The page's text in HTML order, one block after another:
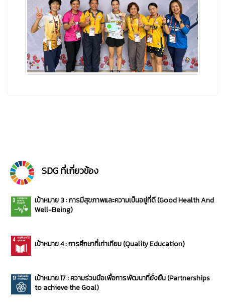
SDG ที่เกี่ยวข้อง
เป้าหมาย 3 : การมีสุขภาพและความเป็นอยู่ที่ดี (Good Health And
Well-Being)
เป้าหมาย 4 : การศึกษาที่เท่าเทียม (Quality Education)
เป้าหมาย 17 : ความร่วมมือเพื่อการพัฒนาที่ยั่งยืน (Partnerships
to achieve the Goal)